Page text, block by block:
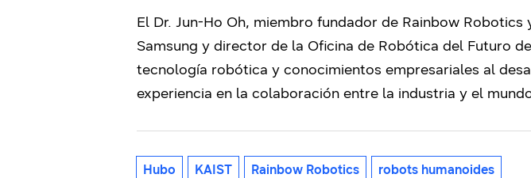
El Dr. Jun-Ho Oh, miembro fundador de Rainbow
Samsung y director de la Oficina de Robótica del Futuro
tecnología robótica y conocimientos empresariales al
experiencia en la colaboración entre la industria y el
Hubo KAIST Rainbow Robotics robots humanoides